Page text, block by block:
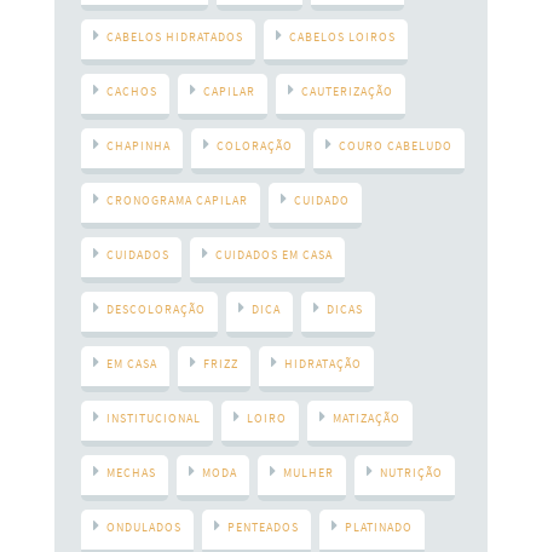
CABELOS HIDRATADOS CABELOS LOIROS
CACHOS CAPILAR CAUTERIZAÇÃO
CHAPINHA COLORAÇÃO COURO CABELUDO
CRONOGRAMA CAPILAR CUIDADO
CUIDADOS CUIDADOS EM CASA
DESCOLORAÇÃO DICA DICAS
EM CASA FRIZZ HIDRATAÇÃO
INSTITUCIONAL LOIRO MATIZAÇÃO
MECHAS MODA MULHER NUTRIÇÃO
ONDULADOS PENTEADOS PLATINADO